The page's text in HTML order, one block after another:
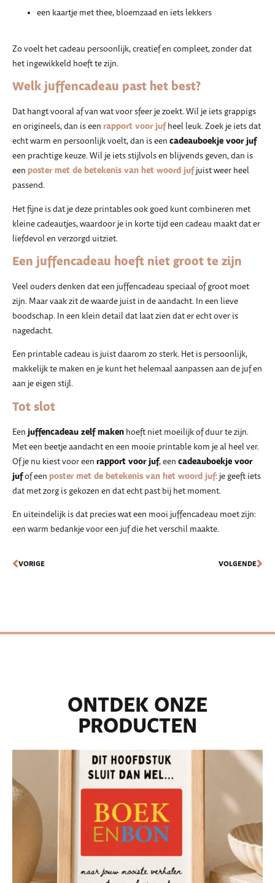
een kaartje met thee, bloemzaad en iets lekkers
Zo voelt het cadeau persoonlijk, creatief en compleet, zonder dat
het ingewikkeld hoeft te zijn.
Welk juffencadeau past het best?
Dat hangt vooral af van wat voor sfeer je zoekt. Wil je iets grappigs
en origineels, dan is een rapport voor juf heel leuk. Zoek je iets dat
echt warm en persoonlijk voelt, dan is een cadeauboekje voor juf
een prachtige keuze. Wil je iets stijlvols en blijvends geven, dan is
een poster met de betekenis van het woord juf juist weer heel
passend.
Het fijne is dat je deze printables ook goed kunt combineren met
kleine cadeautjes, waardoor je in korte tijd een cadeau maakt dat er
liefdevol en verzorgd uitziet.
Een juffencadeau hoeft niet groot te zijn
Veel ouders denken dat een juffencadeau speciaal of groot moet
zijn. Maar vaak zit de waarde juist in de aandacht. In een lieve
boodschap. In een klein detail dat laat zien dat er echt over is
nagedacht.
Een printable cadeau is juist daarom zo sterk. Het is persoonlijk,
makkelijk te maken en je kunt het helemaal aanpassen aan de juf en
aan je eigen stijl.
Tot slot
Een juffencadeau zelf maken hoeft niet moeilijk of duur te zijn.
Met een beetje aandacht en een mooie printable kom je al heel ver.
Of je nu kiest voor een rapport voor juf, een cadeauboekje voor
jufof een poster met de betekenis van het woord juf: je geeft iets
dat met zorg is gekozen en dat echt past bij het moment.
En uiteindelijk is dat precies wat een mooi juffencadeau moet zijn:
een warm bedankje voor een juf die het verschil maakte.
VORIGE VOLGENDE
ONTDEK ONZE
PRODUCTEN